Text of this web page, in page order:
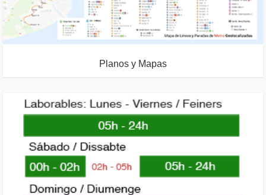
Planos y Mapas